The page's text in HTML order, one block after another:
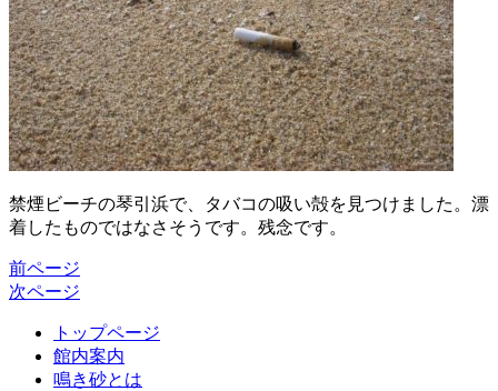
禁煙ビーチの琴引浜で、タバコの吸い殻を見つけました。漂
着したものではなさそうです。残念です。
前ページ
次ページ
トップページ
館内案内
鳴き砂とは